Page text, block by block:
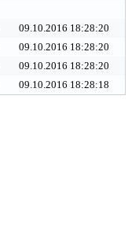
09.10.2016 18:28:20
09.10.2016 18:28:20
09.10.2016 18:28:20
09.10.2016 18:28:18